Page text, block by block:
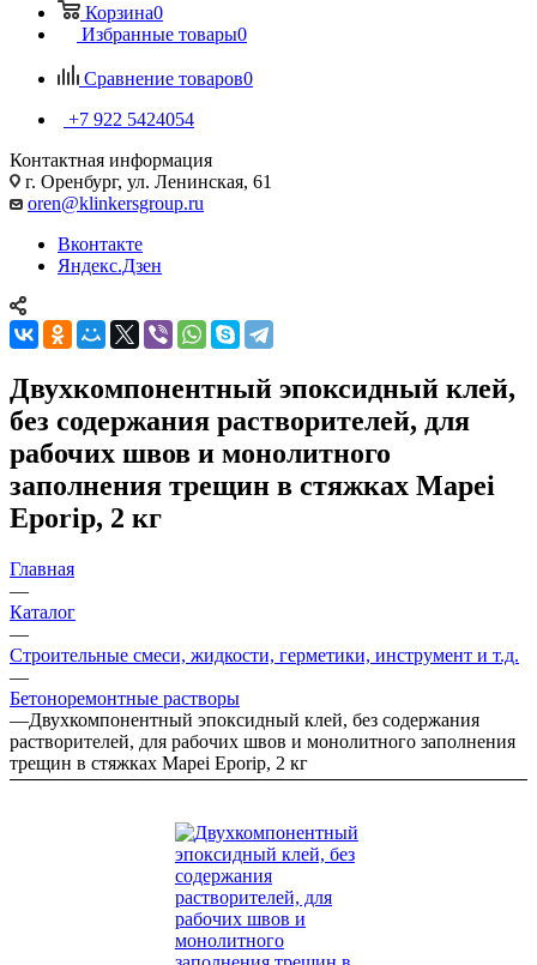
Корзина0
Избранные товары0
Сравнение товаров0
+7 922 5424054
Контактная информация
г. Оренбург, ул. Ленинская, 61
oren@klinkersgroup.ru
Вконтакте
Яндекс.Дзен
Двухкомпонентный эпоксидный клей,
без содержания растворителей, для
рабочих швов и монолитного
заполнения трещин в стяжках Mapei
Eporip, 2 кг
Главная
—
Каталог
—
Строительные смеси, жидкости, герметики, инструмент и т.д.
—
Бетоноремонтные растворы
—Двухкомпонентный эпоксидный клей, без содержания
растворителей, для рабочих швов и монолитного заполнения
трещин в стяжках Mapei Eporip, 2 кг